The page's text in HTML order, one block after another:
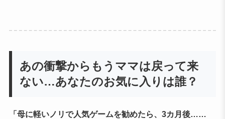
あの衝撃からもうママは戻って来
ない…あなたのお気に入りは誰？
「母に軽いノリで人気ゲームを勧めたら、3カ月後……